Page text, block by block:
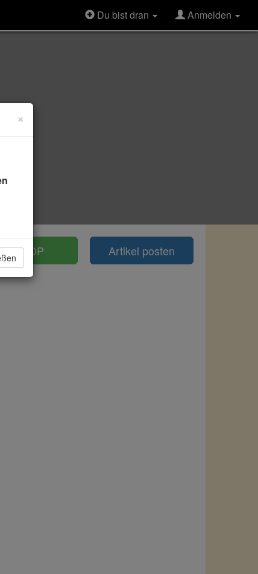
Du bist dran Anmelden
×
TOP Artikel posten